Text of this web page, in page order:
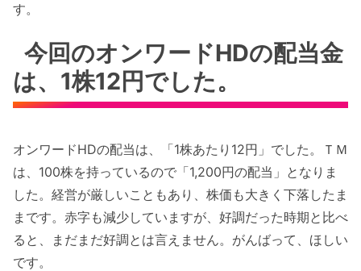
す。
今回のオンワードHDの配当金
は、1株12円でした。
オンワードHDの配当は、「1株あたり12円」でした。ＴＭ
は、100株を持っているので「1,200円の配当」となりま
した。経営が厳しいこともあり、株価も大きく下落したま
まです。赤字も減少していますが、好調だった時期と比べ
ると、まだまだ好調とは言えません。がんばって、ほしい
です。